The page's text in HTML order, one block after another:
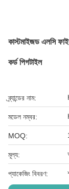
কাস্টমাইজড এলসি
কর্ড পিগটাইল
ব্র্যান্ডের নাম:
মডেল নম্বর:
MOQ:
মূল্য:
প্যাকেজিং বিবরণ: